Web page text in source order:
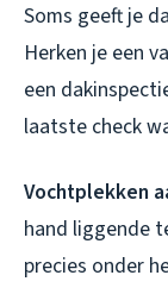
Soms geeft je
Herken je een
een
laatste check
Vochtplekken
hand liggende
precies onder